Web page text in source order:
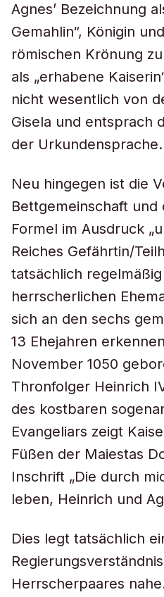
Agnes’ Bezeichnung
Gemahlin“, Königin
römischen Krönung
als „erhabene
nicht wesentlich von
Gisela und entsprach
der Urkundensprache.
Neu hingegen ist die
Bettgemeinschaft und
Formel im Ausdruck
Reiches Gefährtin/
tatsächlich
herrscherlichen
sich an den sechs
13 Ehejahren
November 1050
Thronfolger Heinrich
des kostbaren
Evangeliars zeigt
Füßen der Maiestas
Inschrift „Die durch
leben, Heinrich und
Dies legt tatsächlich
Herrscherpaares